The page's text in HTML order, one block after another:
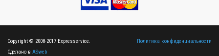
Copyright © 2008-2017 Expresservice.
Сделано в ASweb
Политика конфиденциальности